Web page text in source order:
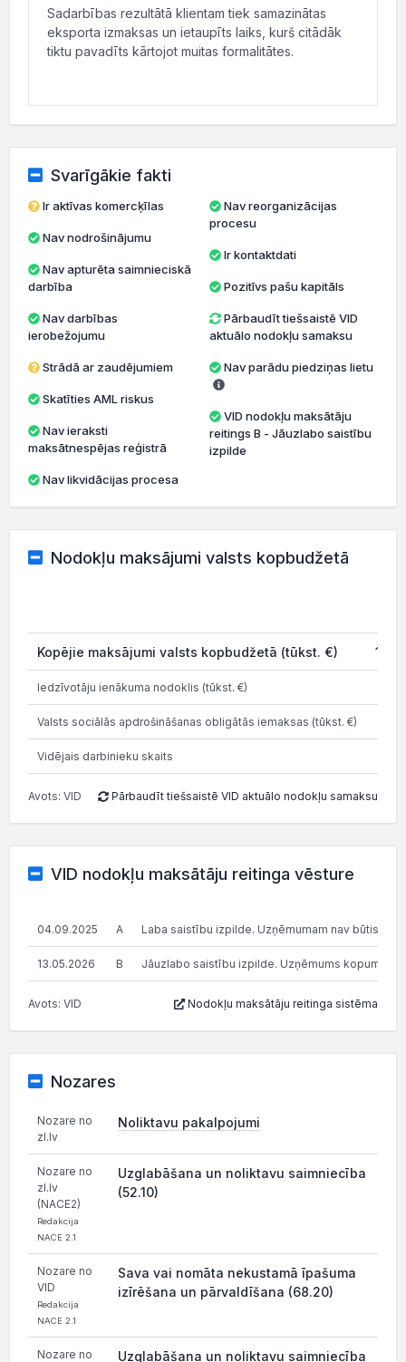
Sadarbības rezultātā klientam tiek samazinātas
eksporta izmaksas un ietaupīts laiks, kurš citādāk
tiktu pavadīts kārtojot muitas formalitātes.
Svarīgākie fakti
Ir aktīvas komercķīlas
Nav nodrošinājumu
darbība
ierobežojumu
Strādā ar zaudējumiem
Skatīties AML riskus
maksātnespējas reģistrā
Nav likvidācijas procesa
Nav reorganizācijas
procesu
Ir kontaktdati
Pozitīvs pašu kapitāls
Pārbaudīt tiešsaistē VID
aktuālo nodokļu samaksu
Nav parādu piedziņas lietu
VID nodokļu maksātāju
reitings B - Jāuzlabo saistību
izpilde
Nodokļu maksājumi valsts kopbudžetā
Kopējie maksājumi valsts kopbudžetā (tūkst. €)
Iedzīvotāju ienākuma nodoklis (tūkst. €)
Valsts sociālās apdrošināšanas obligātās iemaksas (tūkst. €)
Vidējais darbinieku skaits
Avots: VID Pārbaudīt tiešsaistē VID aktuālo nodokļu samaksu
VID nodokļu maksātāju reitinga vēsture
04.09.2025 A Laba saistību izpilde. Uzņēmumam nav būtisku
13.05.2026 B Jāuzlabo saistību izpilde. Uzņēmums kopumā
Avots: VID Nodokļu maksātāju reitinga sistēma
Nozares
Nozare no
zl.lv
Noliktavu pakalpojumi
Nozare no
zl.lv
(NACE2)
Redakcija
NACE 2.1
Uzglabāšana un noliktavu saimniecība
(52.10)
Nozare no
VID
Redakcija
NACE 2.1
Sava vai nomāta nekustamā īpašuma
izīrēšana un pārvaldīšana (68.20)
Nozare no Uzglabāšana un noliktavu saimniecība